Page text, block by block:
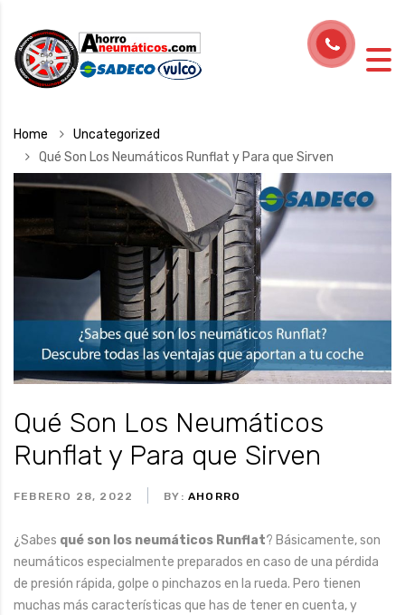
Home
Uncategorized
Qué Son Los Neumáticos Runflat y Para que Sirven
Qué Son Los Neumáticos
Runflat y Para que Sirven
FEBRERO 28, 2022 BY: AHORRO
¿Sabes qué son los neumáticos Runflat? Básicamente, son
neumáticos especialmente preparados en caso de una pérdida
de presión rápida, golpe o pinchazos en la rueda. Pero tienen
muchas más características que has de tener en cuenta, y